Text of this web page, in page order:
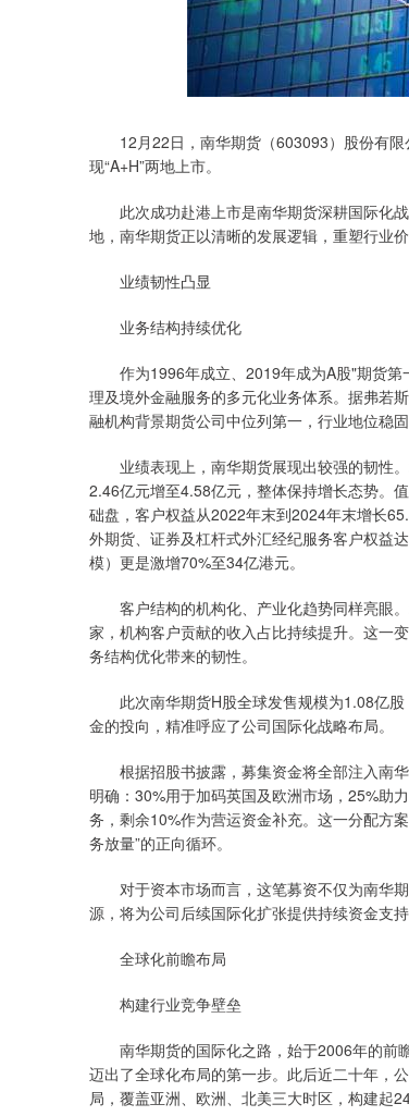
12月22日，南华期货（603093）股份有限
现“A+H”两地上市。
此次成功赴港上市是南华期货深耕国际化战
地，南华期货正以清晰的发展逻辑，重塑行业价
业绩韧性凸显
业务结构持续优化
作为1996年成立、2019年成为A股"期货第
理及境外金融服务的多元化业务体系。据弗若
融机构背景期货公司中位列第一，行业地位稳固
业绩表现上，南华期货展现出较强的韧性。
2.46亿元增至4.58亿元，整体保持增长态势。
础盘，客户权益从2022年末到2024年末增长
外期货、证券及杠杆式外汇经纪服务客户权益
模）更是激增70%至34亿港元。
客户结构的机构化、产业化趋势同样亮眼。
家，机构客户贡献的收入占比持续提升。这一
务结构优化带来的韧性。
此次南华期货H股全球发售规模为1.08亿股
金的投向，精准呼应了公司国际化战略布局。
根据招股书披露，募集资金将全部注入南
明确：30%用于加码英国及欧洲市场，25%助
务，剩余10%作为营运资金补充。这一分配方
务放量”的正向循环。
对于资本市场而言，这笔募资不仅为南华期
源，将为公司后续国际化扩张提供持续资金支
全球化前瞻布局
构建行业竞争壁垒
南华期货的国际化之路，始于2006年的前瞻
迈出了全球化布局的第一步。此后近二十年，
局，覆盖亚洲、欧洲、北美三大时区，构建起
深证成指 14311.01